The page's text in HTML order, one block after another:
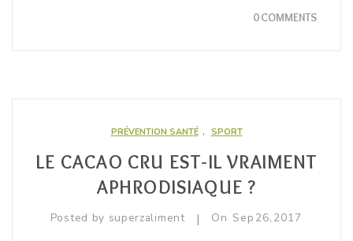
0 COMMENTS
PRÉVENTION SANTÉ , SPORT
LE CACAO CRU EST-IL VRAIMENT
APHRODISIAQUE ?
Posted by superzaliment | On Sep 26, 2017